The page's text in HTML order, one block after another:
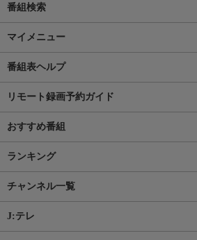
番組検索
マイメニュー
番組表ヘルプ
リモート録画予約ガイド
おすすめ番組
ランキング
チャンネル一覧
J:テレ